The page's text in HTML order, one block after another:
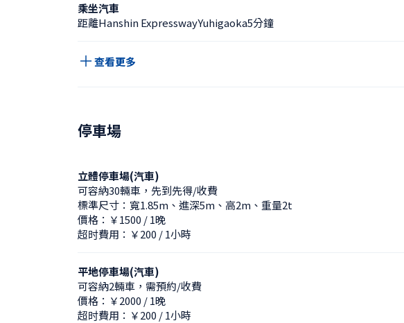
乘坐汽車
距離Hanshin ExpresswayYuhigaoka5分鐘
查看更多
停車場
立體停車場(汽車)
可容納30輛車，先到先得/收費
標準尺寸：寬1.85m、進深5m、高2m、重量2t
價格：￥1500 / 1晚
超时費用：￥200 / 1小時
平地停車場(汽車)
可容納2輛車，需預約/收費
價格：￥2000 / 1晚
超时費用：￥200 / 1小時